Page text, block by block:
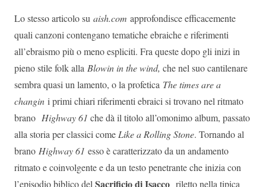
Lo stesso articolo su aish.com approfondisce efficacemente
quali canzoni contengano tematiche ebraiche e riferimenti
all’ebraismo più o meno espliciti. Fra queste dopo gli inizi in
pieno stile folk alla Blowin in the wind, che nel suo cantilenare
sembra quasi un lamento, o la profetica The times are a
changin i primi chiari riferimenti ebraici si trovano nel ritmato
brano Highway 61 che dà il titolo all’omonimo album, passato
alla storia per classici come Like a Rolling Stone. Tornando al
brano Highway 61 esso è caratterizzato da un andamento
ritmato e coinvolgente e da un testo penetrante che inizia con
l’episodio biblico del Sacrificio di Isacco riletto nella tipica